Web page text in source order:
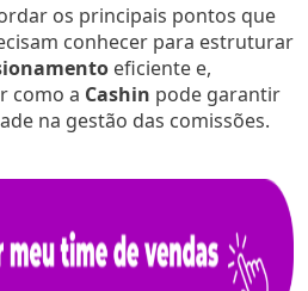
os principais pontos que
conhecer para estruturar
eficiente e,
como a Cashin pode garantir
na gestão das comissões.